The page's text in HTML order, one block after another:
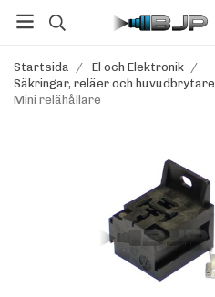
Startsida / El och Elektronik /
Säkringar, reläer och huvudbrytare
Mini relähållare